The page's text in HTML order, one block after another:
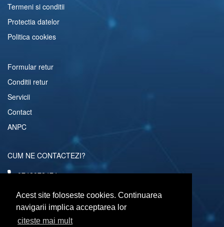
Acest site foloseste cookies. Continuarea
navigarii implica acceptarea lor
citeste mai mult
Termeni si conditii
Protectia datelor
Politica cookies
Formular retur
Conditii retur
Servicii
Contact
ANPC
CUM NE CONTACTEZI?
0742072474
comenzi@computerescu.ro
URMARESTE-NE SI PE